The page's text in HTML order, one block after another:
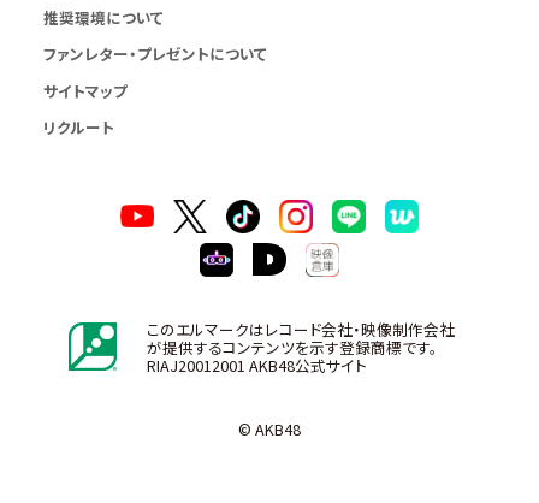
推奨環境について
ファンレター・プレゼントについて
サイトマップ
リクルート
このエルマークはレコード会社・映像制作会社
が提供するコンテンツを示す登録商標です。
RIAJ20012001 AKB48公式サイト
© AKB48